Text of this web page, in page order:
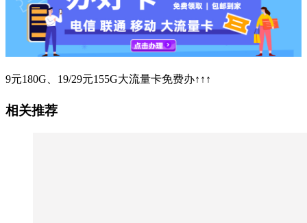
9元180G、19/29元155G大流量卡免费办↑↑↑
相关推荐